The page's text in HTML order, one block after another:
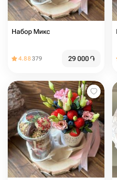
Набор Микс
4.88379 29 000֏